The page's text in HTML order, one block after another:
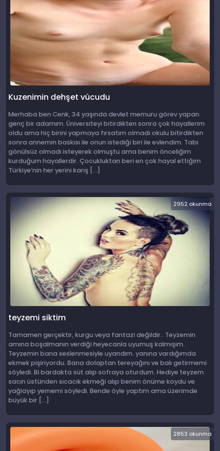
Kuzenimin dehşet vücudu
Merhaba ben Cenk, 34 yaşında devlet memuru görev yapan
genç bir adamım. Üniversiteyi bitirdikten sonra çok hayallerim
oldu ama hiç birini yapmaya fırsatım olmadı okulu bitirdikten
sonra annemin baskısı ile onun istediği biri ile evlendim. Tabi
gönülsüz olmadı isteyerek olmuştu ama benim önceliğim
kurduğum hayallerdir. Çocukluktan beri en çok hayal ettiğim
Türkiye’nin her yerini karış […]
2952 okunma
teyzemi siktim
Tamamen gerçektir, kurgu veya fantazi değildir.. Teyzemin
amına boşalmanın verdiği heyecanla uyumuş kalmışım.
Teyzemin bana seslenmesiyle uyandım. yanına vardığımda
ekmek pişiriyordu. Bana dolaptan tereyağını ve balı getirmemi
söyledi. Bi bardakta süt alıp sofraya oturdum. Hediye teyzem
sacın üstünden sıcacık ekmeği alıp benim önüme koydu ve
yağlayıp yememi söyledi. Bende öyle yaptım ama üzerimde
büyük bir […]
2853 okunma